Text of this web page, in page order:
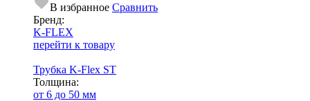
В избранное Сравнить
Бренд:
K-FLEX
перейти к товару
Трубка K-Flex ST
Тол­щи­на:
от 6 до 50 мм